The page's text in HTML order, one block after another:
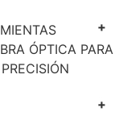
ÓPTICA PARA